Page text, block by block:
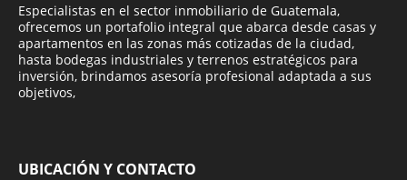
Especialistas en el sector inmobiliario de Guatemala,
ofrecemos un portafolio integral que abarca desde casas y
apartamentos en las zonas más cotizadas de la ciudad,
hasta bodegas industriales y terrenos estratégicos para
inversión, brindamos asesoría profesional adaptada a sus
objetivos,
UBICACIÓN Y CONTACTO